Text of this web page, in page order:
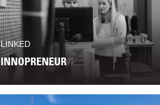
LINKED
INNOPRENEUR